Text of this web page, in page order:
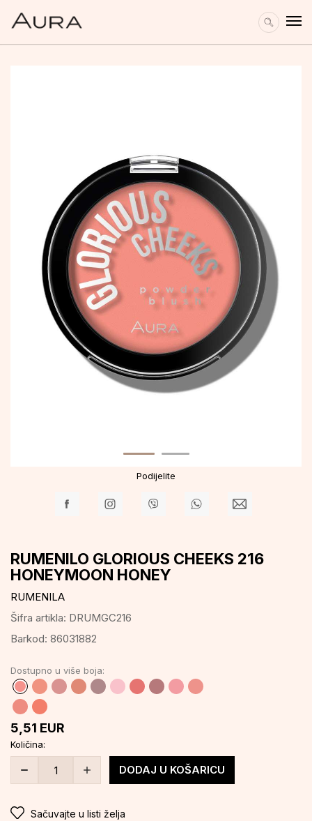
Podijelite
RUMENILO GLORIOUS CHEEKS 216
HONEYMOON HONEY
RUMENILA
Šifra artikla: DRUMGC216
Barkod: 86031882
5,51 EUR
Dostupno u više boja:
Količina:
DODAJ U KOŠARICU
Sačuvajte u listi želja